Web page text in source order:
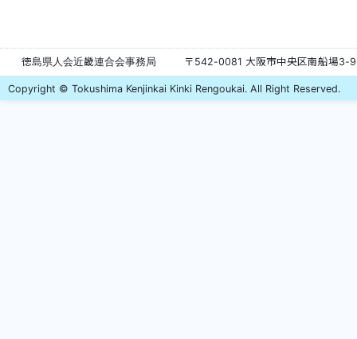
徳島県人会近畿連合会事務局 〒542-0081 大阪市中央区南船場3-
Copyright © Tokushima Kenjinkai Kinki Rengoukai. All Right Reserved.